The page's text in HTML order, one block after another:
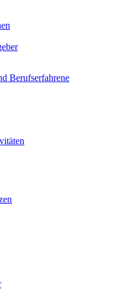
Berufserfahrene